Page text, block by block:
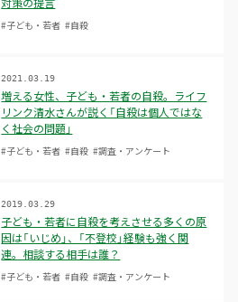
#子ども・若者 #自殺
増える女性、子ども・若者の自殺。ライフ
リンク清水さんが説く「自殺は個人ではな
く社会の問題」
2021.03.19
#子ども・若者 #自殺 #調査・アンケート
子ども・若者に自殺を考えさせる多くの原
因は「いじめ」、「不登校」経験も強く関
連。相談する相手は誰？
2019.03.29
#子ども・若者 #自殺 #調査・アンケート